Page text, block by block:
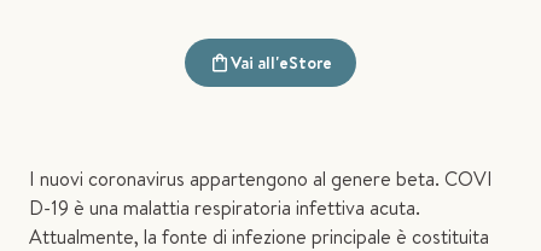
Vai all'eStore
I nuovi coronavirus appartengono al genere beta. COVI
D-19 è una malattia respiratoria infettiva acuta.
Attualmente, la fonte di infezione principale è costituita